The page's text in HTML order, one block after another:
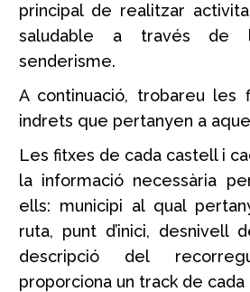
principal de realitzar
saludable a través de
senderisme.
A continuació, trobareu
indrets que pertanyen a
Les fitxes de cada castell i
la informació necessària
ells: municipi al qual
ruta, punt d’inici, desnivell
descripció del
proporciona un track de cada